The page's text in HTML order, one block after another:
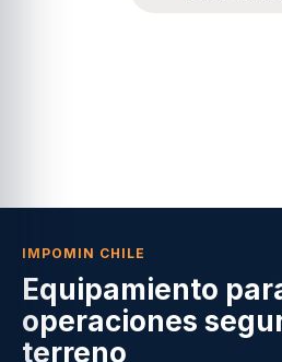
IMPOMIN CHILE
Equipamiento
operaciones
terreno